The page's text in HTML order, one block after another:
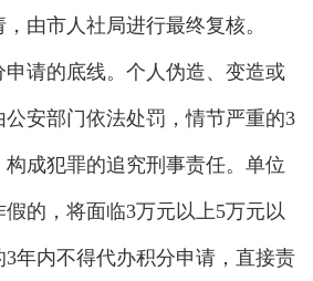
由市人社局进行最终复核。
请的底线。个人伪造、变造或
安部门依法处罚，情节严重的3
成犯罪的追究刑事责任。单位
的，将面临3万元以上5万元以
年内不得代办积分申请，直接责